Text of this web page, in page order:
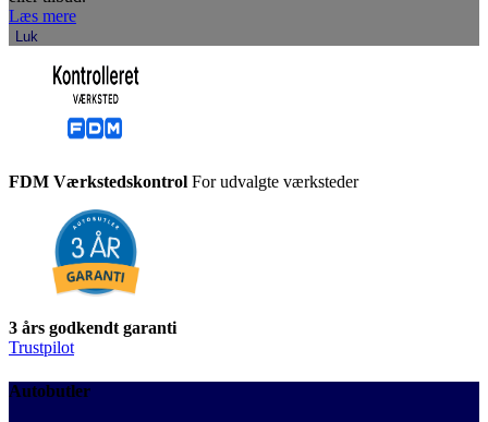
Læs mere
Luk
FDM Værkstedskontrol For udvalgte værksteder
3 års godkendt garanti
Trustpilot
Autobutler